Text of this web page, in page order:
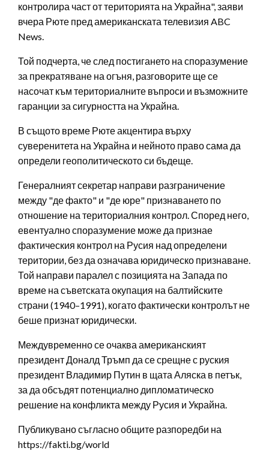
контролира част от територията на Украйна", заяви
вчера Рюте пред американската телевизия ABC
News.
Той подчерта, че след постигането на споразумение
за прекратяване на огъня, разговорите ще се
насочат към териториалните въпроси и възможните
гаранции за сигурността на Украйна.
В същото време Рюте акцентира върху
суверенитета на Украйна и нейното право сама да
определи геополитическото си бъдеще.
Генералният секретар направи разграничение
между "де факто" и "де юре" признаването по
отношение на териториалния контрол. Според него,
евентуално споразумение може да признае
фактическия контрол на Русия над определени
територии, без да означава юридическо признаване.
Той направи паралел с позицията на Запада по
време на съветската окупация на балтийските
страни (1940–1991), когато фактически контролът не
беше признат юридически.
Междувременно се очаква американският
президент Доналд Тръмп да се срещне с руския
президент Владимир Путин в щата Аляска в петък,
за да обсъдят потенциално дипломатическо
решение на конфликта между Русия и Украйна.
Публикувано съгласно общите разпоредби на
https://fakti.bg/world